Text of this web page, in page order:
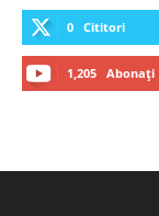
0 Cititori
1,205 Abonați